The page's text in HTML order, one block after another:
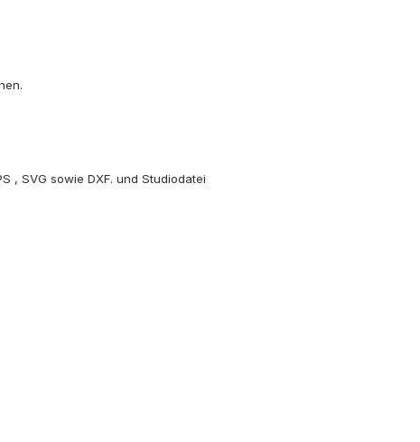
, SVG sowie DXF. und Studiodatei